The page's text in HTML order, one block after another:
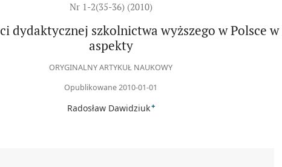
Nr 1-2(35-36) (2010)
dydaktycznej szkolnictwa wyższego w Polsce
aspekty
ORYGINALNY ARTYKUŁ NAUKOWY
Opublikowane 2010-01-01
Radosław Dawidziuk +